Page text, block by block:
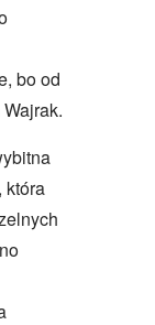
bo od
która